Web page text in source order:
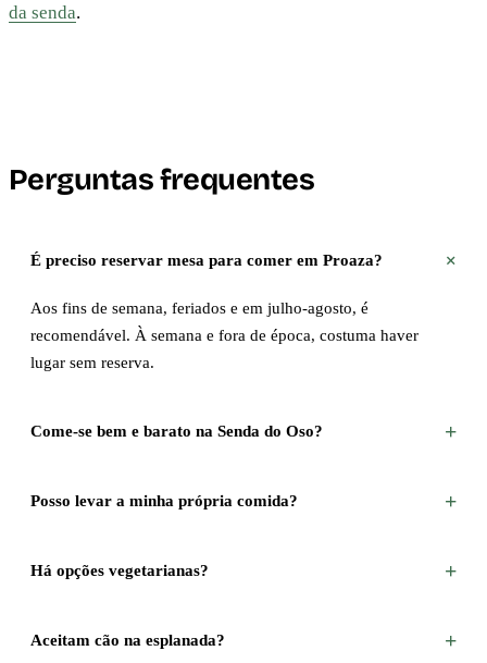
da senda.
Perguntas frequentes
É preciso reservar mesa para comer em Proaza? +
Aos fins de semana, feriados e em julho-agosto, é
recomendável. À semana e fora de época, costuma haver
lugar sem reserva.
Come-se bem e barato na Senda do Oso? +
Posso levar a minha própria comida? +
Há opções vegetarianas? +
Aceitam cão na esplanada? +